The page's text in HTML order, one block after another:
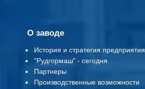
О заводе
История и стратегия предприятия
"Рудгормаш" - сегодня
Партнеры
Производственные возможности